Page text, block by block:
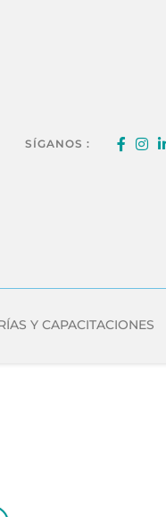
SÍGANOS :
Y CAPACITACIONES